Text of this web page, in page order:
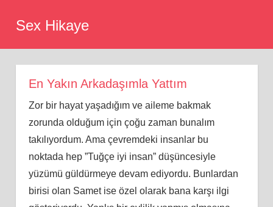
Sex Hikaye
En Yakın Arkadaşımla Yattım
Zor bir hayat yaşadığım ve aileme bakmak
zorunda olduğum için çoğu zaman bunalım
takılıyordum. Ama çevremdeki insanlar bu
noktada hep ”Tuğçe iyi insan” düşüncesiyle
yüzümü güldürmeye devam ediyordu. Bunlardan
birisi olan Samet ise özel olarak bana karşı ilgi